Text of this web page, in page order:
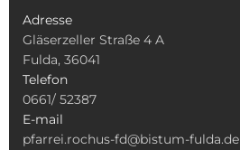
Adresse
Gläserzeller Straße 4 A
Fulda, 36041
Telefon
0661/ 52387
E-mail
pfarrei.rochus-fd@bistum-fulda.de